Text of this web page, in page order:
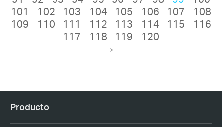
101
102 103 104 105 106 107
108
109
110 111 112 113 114 115
116
117
118 119 120
>
Producto